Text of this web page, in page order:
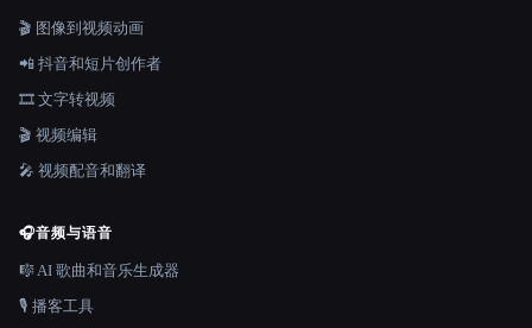
🎬 图像到视频动画
📲 抖音和短片创作者
🎞️ 文字转视频
🎬 视频编辑
🎤 视频配音和翻译
🎧音频与语音
🎼 AI 歌曲和音乐生成器
🎙️ 播客工具